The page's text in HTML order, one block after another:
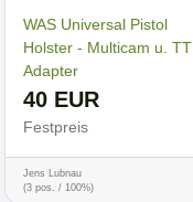
WAS Universal Pistol
Holster - Multicam u. TT
Adapter
40 EUR
Festpreis
Jens Lubnau
(3 pos. / 100%)